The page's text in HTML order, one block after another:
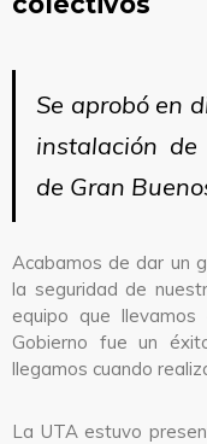
Se aprobó en
instalación
de Gran
Acabamos de dar un
la seguridad de
equipo que
Gobierno fue un
llegamos cuando
La UTA estuvo